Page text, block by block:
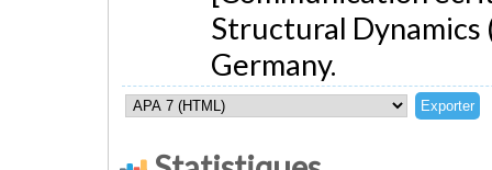
Structural Dynamics
Germany.